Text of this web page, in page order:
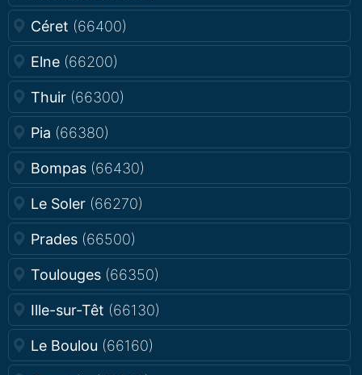
Céret (66400)
Elne (66200)
Thuir (66300)
Pia (66380)
Bompas (66430)
Le Soler (66270)
Prades (66500)
Toulouges (66350)
Ille-sur-Têt (66130)
Le Boulou (66160)